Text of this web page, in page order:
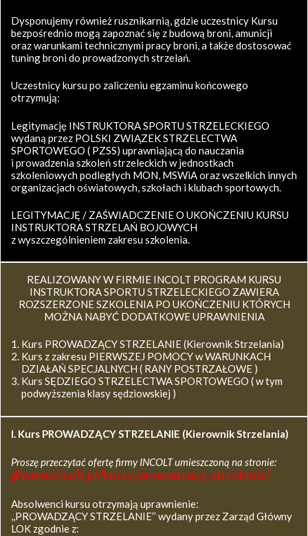
Dysponujemy również rusznikarnią, gdzie uczestnicy Kursu
bezpośrednio mogą zapoznać się z budową broni, amunicji
oraz warunkami technicznymi pracy broni, a także dostosować
tuning broni do prowadzonych strzelań.
Uczestnicy kursu po zaliczeniu egzaminu końcowego
otrzymują:
Legitymację INSTRUKTORA SPORTU STRZELECKIEGO
wydaną przez POLSKI ZWIĄZEK STRZELECTWA
SPORTOWEGO ( PZSS) uprawniającą do nauczania
i prowadzenia szkoleń strzeleckich w jednostkach
szkoleniowych podległych MON, MSWiA oraz wszelkich innych
organizacjach oświatowych, szkołach i klubach sportowych.
LEGITYMACJĘ / ZAŚWIADCZENIE O UKOŃCZENIU KURSU
INSTRUKTORA STRZELAŃ BOJOWYCH
z wyszczególnieniem zakresu szkolenia.
REALIZOWANY W FIRMIE INCOLT PROGRAM KURSU
INSTRUKTORA SPORTU STRZELECKIEGO ZAWIERA
ROZSZERZONE SZKOLENIA PO UKOŃCZENIU KTÓRYCH
MOŻNA NABYĆ DODATKOWE UPRAWNIENIA
Kurs PROWADZĄCY STRZELANIE (Kierownik Strzelania)
Kurs z zakresu PIERWSZEJ POMOCY w WARUNKACH
DZIAŁAŃ SPECJALNYCH ( RANY POSTRZAŁOWE )
Kurs SĘDZIEGO STRZELECTWA SPORTOWEGO ( w tym
podwyższenia klasy sędziowskiej )
I. Kurs PROWADZĄCY STRZELANIE (Kierownik Strzelania)
Proszę przeczytać ofertę firmy INCOLT umieszczoną na stronie:
www.incolt.pl/kursy/prowadzacy-strzelanie/
Absolwenci kursu otrzymają uprawnienie:
,,PROWADZĄCY STRZELANIE’’ wydany przez Zarząd Główny
LOK zgodnie z: